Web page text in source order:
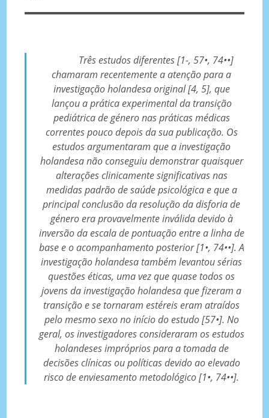
Três estudos diferentes [1-, 57•, 74••]
chamaram recentemente a atenção para a
investigação holandesa original [4, 5], que
lançou a prática experimental da transição
pediátrica de género nas práticas médicas
correntes pouco depois da sua publicação. Os
estudos argumentaram que a investigação
holandesa não conseguiu demonstrar quaisquer
alterações clinicamente significativas nas
medidas padrão de saúde psicológica e que a
principal conclusão da resolução da disforia de
género era provavelmente inválida devido à
inversão da escala de pontuação entre a linha de
base e o acompanhamento posterior [1•, 74••]. A
investigação holandesa também levantou sérias
questões éticas, uma vez que quase todos os
jovens da investigação holandesa que fizeram a
transição e se tornaram estéreis eram atraídos
pelo mesmo sexo no início do estudo [57•]. No
geral, os investigadores consideraram os estudos
holandeses impróprios para a tomada de
decisões clínicas ou políticas devido ao elevado
risco de enviesamento metodológico [1•, 74••].